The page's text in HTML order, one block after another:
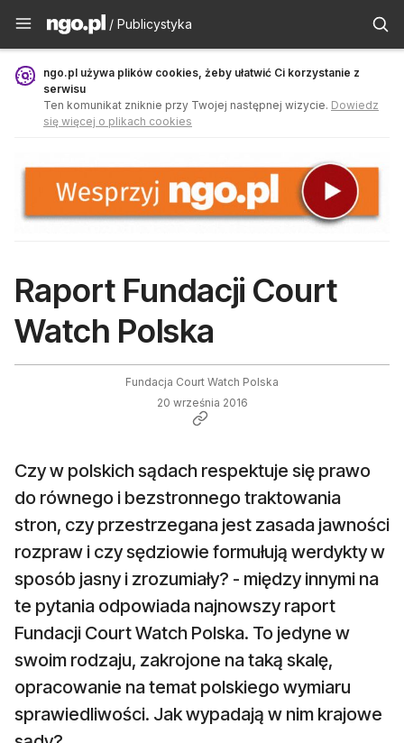
Publicystyka - ngo.pl
/ Publicystyka
ngo.pl używa plików cookies, żeby ułatwić Ci korzystanie z
serwisu
Ten komunikat zniknie przy Twojej następnej wizycie. Dowiedz
się więcej o plikach cookies
Raport Fundacji Court
Watch Polska
Fundacja Court Watch Polska
20 września 2016
Czy w polskich sądach respektuje się prawo
do równego i bezstronnego traktowania
stron, czy przestrzegana jest zasada jawności
rozpraw i czy sędziowie formułują werdykty w
sposób jasny i zrozumiały? - między innymi na
te pytania odpowiada najnowszy raport
Fundacji Court Watch Polska. To jedyne w
swoim rodzaju, zakrojone na taką skalę,
opracowanie na temat polskiego wymiaru
sprawiedliwości. Jak wypadają w nim krajowe